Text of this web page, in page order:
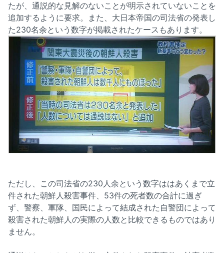
たが、通説的な見解のないことが明示されていないことを
追加するように要求。また、大日本帝国の司法省の発表し
た230名余という数字が掲載されたケースもあります。
ただし、この司法省の230人余という数字ははあくまで立
件された朝鮮人殺害事件、53件の死者数の合計に過ぎ
ず、警察、軍隊、国民によって結成された自警団によって
殺害された朝鮮人の実際の人数と比較できるものではあり
ません。